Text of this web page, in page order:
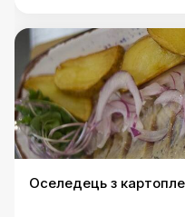
Оселедець з